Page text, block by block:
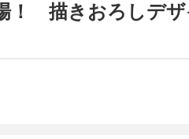
！ 描きおろしデザ